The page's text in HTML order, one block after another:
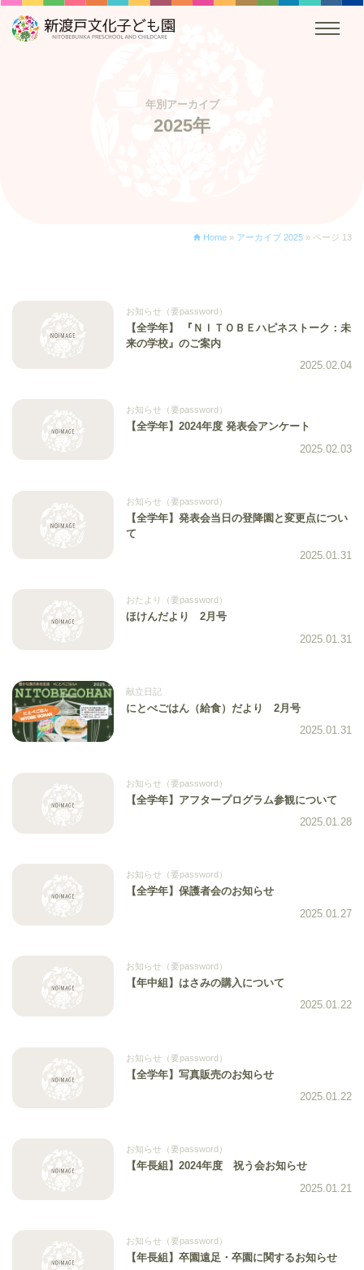
年別アーカイブ
2025年
Home » アーカイブ 2025 » ページ 13
お知らせ（要password）
【全学年】 『ＮＩＴＯＢＥハピネストーク：未
来の学校』のご案内
2025.02.04
お知らせ（要password）
【全学年】2024年度 発表会アンケート
2025.02.03
お知らせ（要password）
【全学年】発表会当日の登降園と変更点につい
て
2025.01.31
おたより（要password）
ほけんだより 2月号
2025.01.31
献立日記
にとべごはん（給食）だより 2月号
2025.01.31
お知らせ（要password）
【全学年】アフタープログラム参観について
2025.01.28
お知らせ（要password）
【全学年】保護者会のお知らせ
2025.01.27
お知らせ（要password）
【年中組】はさみの購入について
2025.01.22
お知らせ（要password）
【全学年】写真販売のお知らせ
2025.01.22
お知らせ（要password）
【年長組】2024年度 祝う会お知らせ
2025.01.21
お知らせ（要password）
【年長組】卒園遠足・卒園に関するお知らせ